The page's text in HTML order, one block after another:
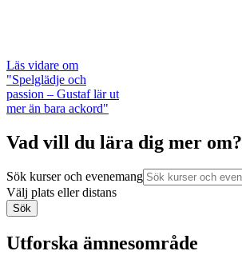
Läs vidare om
"Spelglädje och
passion – Gustaf lär ut
mer än bara ackord"
Vad vill du lära dig mer om?
Sök kurser och evenemang
Välj plats eller distans
Sök
Utforska ämnesområde